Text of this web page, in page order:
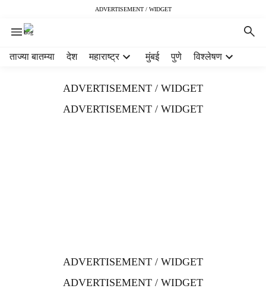
ADVERTISEMENT / WIDGET
ताज्या बातम्या देश महाराष्ट्र मुंबई पुणे विश्लेषण
ADVERTISEMENT / WIDGET
ADVERTISEMENT / WIDGET
ADVERTISEMENT / WIDGET
ADVERTISEMENT / WIDGET